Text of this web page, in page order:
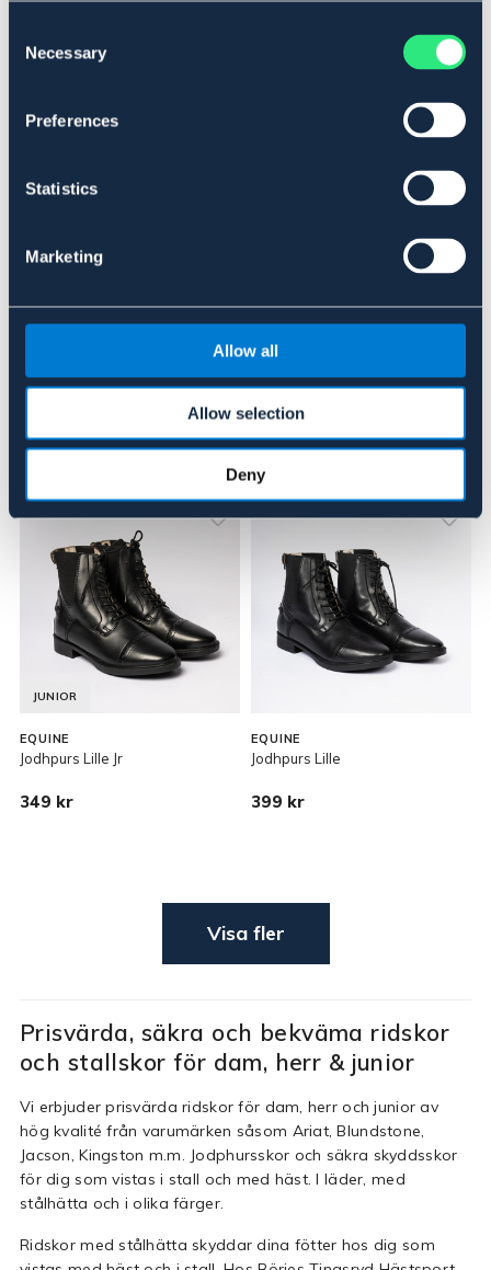
Selection
Necessary
Preferences
Statistics
Marketing
Allow all
Allow selection
Deny
EQUINE
599 kr
EQUINE
Jodhurs winter Edmonton junior
529 kr
JUNIOR
EQUINE
Jodhpurs Lille Jr
349 kr
EQUINE
Jodhpurs Lille
399 kr
Visa fler
Prisvärda, säkra och bekväma ridskor
och stallskor för dam, herr & junior
Vi erbjuder prisvärda ridskor för dam, herr och junior av
hög kvalité från varumärken såsom Ariat, Blundstone,
Jacson, Kingston m.m. Jodphursskor och säkra skyddsskor
för dig som vistas i stall och med häst. I läder, med
stålhätta och i olika färger.
Ridskor med stålhätta skyddar dina fötter hos dig som